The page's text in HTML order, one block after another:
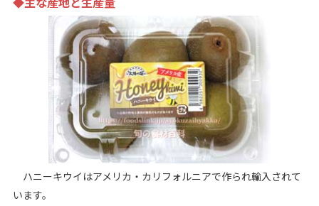
ハニーキウイはアメリカ・カリフォルニアで作られ輸入されて
います。